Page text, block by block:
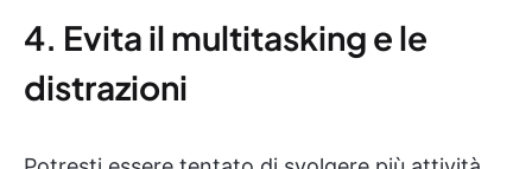
4. Evita il multitasking e le
distrazioni